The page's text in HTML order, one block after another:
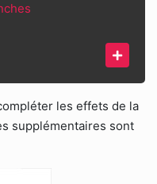
les effets de la
supplémentaires sont